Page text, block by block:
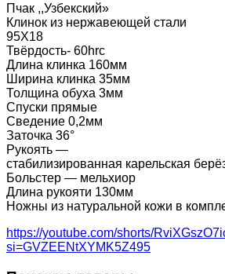
Пчак ,,Узбекский»
Клинок из нержавеющей стали
95Х18
Твёрдость- 60hrc
Длина клинка 160мм
Ширина клинка 35мм
Толщина обуха 3мм
Спуски прямые
Сведение 0,2мм
Заточка 36°
Рукоять —
стабилизированная карельская
Больстер — мельхиор
Длина рукояти 130мм
Ножны из натуральной кожи в
https://youtube.com/shorts/
si=GVZEENtXYMK5Z495